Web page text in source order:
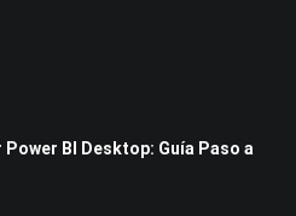
BI Desktop: Guía Paso a